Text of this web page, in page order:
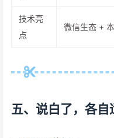
技术亮
点
微信生态 +
五、说白了，各自